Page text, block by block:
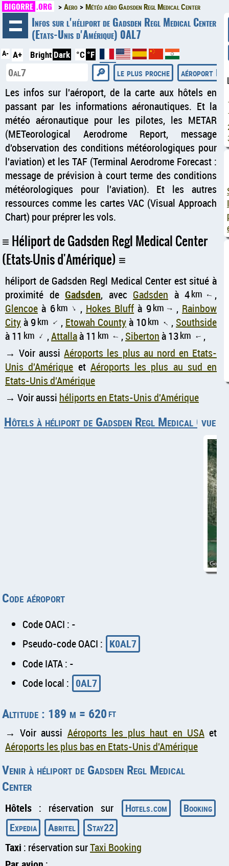
BIGORRE .ORG Aero Météo aéro Gadsden Regl Medical Center
Infos sur l'héliport de Gadsden Regl Medical Center
(Etats-Unis d'Amérique) 0AL7
A- A+ Bright Dark °C °F
le plus proche
aéroport
Les infos sur l'aéroport, de la carte aux hôtels en
passant par les informations aéronautiques. Et la
météo aéronautique pour les pilotes, les METAR
(METeorological Aerodrome Report, message
d'observation des conditions météorologiques pour
l'aviation) et les TAF (Terminal Aerodrome Forecast :
message de prévision à court terme des conditions
météorologiques pour l'aviation). Et les autres
ressources comme les cartes VAC (Visual Approach
Chart) pour préprer les vols.
Héliport de Gadsden Regl Medical Center
(Etats-Unis d'Amérique)
héliport de Gadsden Regl Medical Center est situé à
proximité de Gadsden, avec Gadsden à 4km ↑ ,
Glencoe à 6km ↑ , Hokes Bluffà 9km ↑ , Rainbow
Cityà 9km ↑ , Etowah Countyà 10km ↑ , Southside
à 11 km ↑ ,Attallaà 11 km ↑ ,Sibertonà 13km ↑ ,
→ Voir aussiAéroports les plus au nord en Etats-
Unis d'Amérique et Aéroports les plus au sud en
Etats-Unis d'Amérique
→ Voir aussi héliports en Etats-Unis d'Amérique
Hôtels à héliport de Gadsden Regl Medical Center
vue
Code aéroport
Code OACI : -
Pseudo-code OACI : K0AL7
Code IATA : -
Code local : 0AL7
Altitude : 189 m = 620ft
→ Voir aussi Aéroports les plus haut en USAet
Aéroports les plus bas en Etats-Unis d'Amérique
Venir à héliport de Gadsden Regl Medical
Center
Hôtels : réservation sur Hotels.com
Booking
Expedia
Abritel
Stay22
Taxi : réservation surTaxi Booking